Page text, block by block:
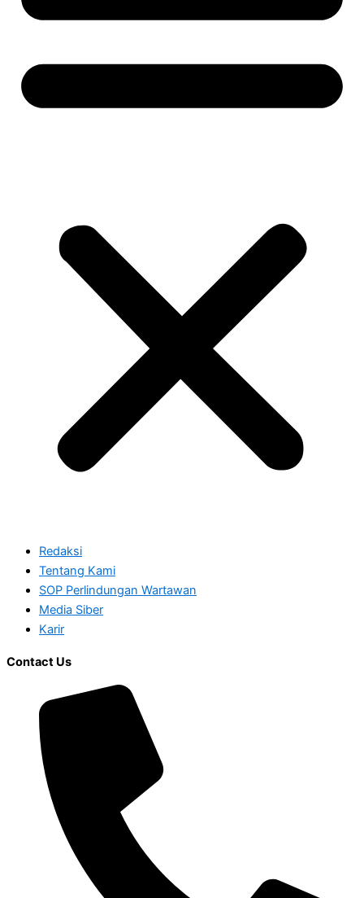
Redaksi
Tentang Kami
SOP Perlindungan Wartawan
Media Siber
Karir
Contact Us